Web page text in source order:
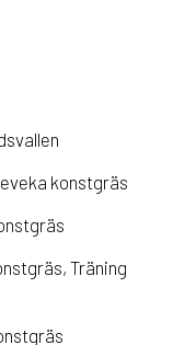
konstgräs
Träning